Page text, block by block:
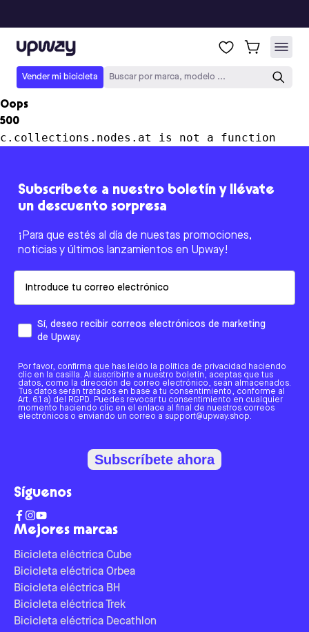
Upway
Vender mi bicicleta Buscar por marca, modelo ...
Oops
500
c.collections.nodes.at is not a function
Mejores marcas
Bicicleta eléctrica Cube
Bicicleta eléctrica Orbea
Bicicleta eléctrica BH
Bicicleta eléctrica Trek
Bicicleta eléctrica Decathlon
Subscríbete a nuestro boletín y llévate
un descuento sorpresa
¡Para que estés al día de nuestas promociones,
noticias y últimos lanzamientos en Upway!
Sí, deseo recibir correos electrónicos de marketing
de Upway.
Por favor, confirma que has leído la política de privacidad haciendo
clic en la casilla. Al suscribirte a nuestro boletín, aceptas que tus
datos, como la dirección de correo electrónico, sean almacenados.
Tus datos serán tratados en base a tu consentimiento, conforme al
Art. 6.1 a) del RGPD. Puedes revocar tu consentimiento en cualquier
momento haciendo clic en el enlace al final de nuestros correos
electrónicos o enviando un correo a support@upway.shop.
Subscríbete ahora
Síguenos